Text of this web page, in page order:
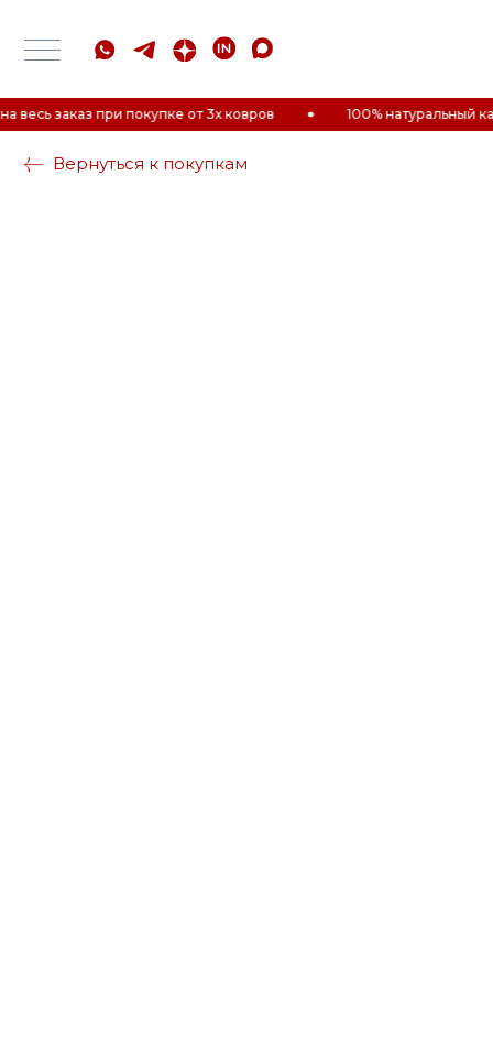
заказ при покупке от 3х ковров 100% натуральный каучук
Вернуться к покупкам